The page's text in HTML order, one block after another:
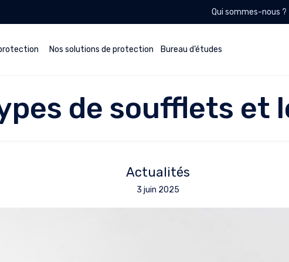
Qui sommes-nous ?
Nos solutions de protection Bureau d’études
de soufflets et
Actualités
3 juin 2025